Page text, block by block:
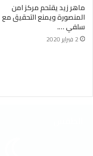
ماهر زيد يقتحم مركز امن
المنصورة ويمنع التحقيق مع
سلفي ….
2 فبراير 2020